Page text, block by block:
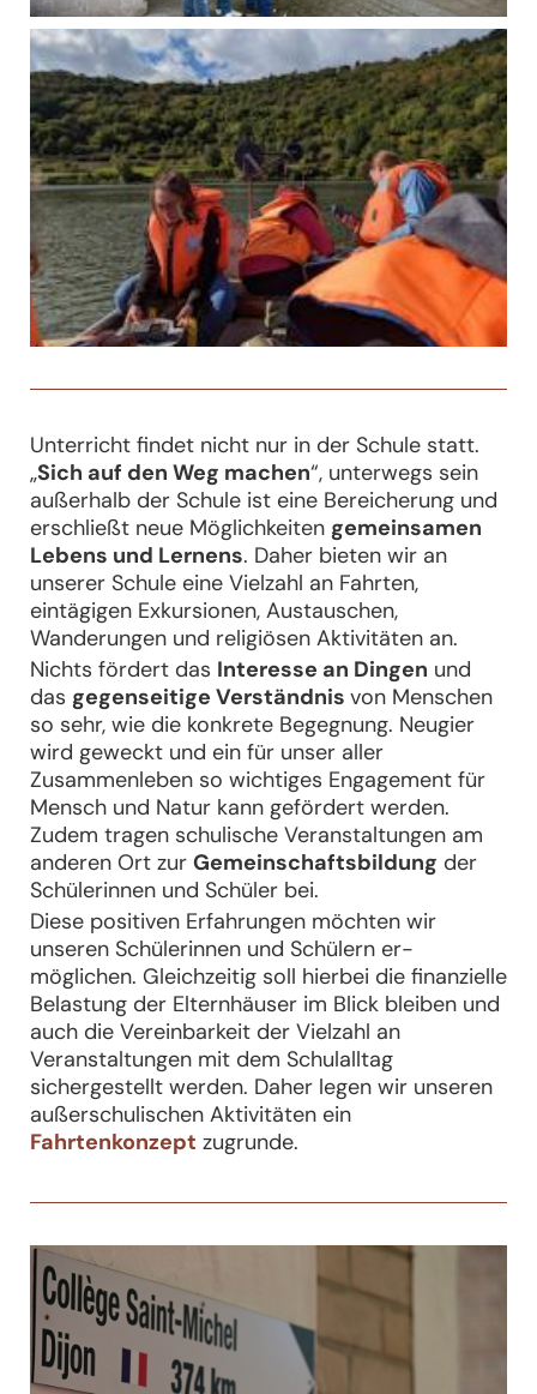
Unterricht findet nicht nur in der Schule statt.
„Sich auf den Weg machen“, unterwegs sein
außerhalb der Schule ist eine Bereicherung und
erschließt neue Möglichkeiten gemeinsamen
Lebens und Lernens. Daher bieten wir an
unserer Schule eine Vielzahl an Fahrten,
eintägigen Exkursionen, Austauschen,
Wanderungen und religiösen Aktivitäten an.
Nichts fördert das Interesse an Dingen und
das gegenseitige Verständnis von Menschen
so sehr, wie die konkrete Begegnung. Neugier
wird geweckt und ein für unser aller
Zusammenleben so wichtiges Engagement für
Mensch und Natur kann gefördert werden.
Zudem tragen schulische Veranstaltungen am
anderen Ort zur Gemeinschaftsbildung der
Schülerinnen und Schüler bei.
Diese positiven Erfahrungen möchten wir
unseren Schülerinnen und Schülern er-
möglichen. Gleichzeitig soll hierbei die finanzielle
Belastung der Elternhäuser im Blick bleiben und
auch die Vereinbarkeit der Vielzahl an
Veranstaltungen mit dem Schulalltag
sichergestellt werden. Daher legen wir unseren
außerschulischen Aktivitäten ein
Fahrtenkonzept zugrunde.